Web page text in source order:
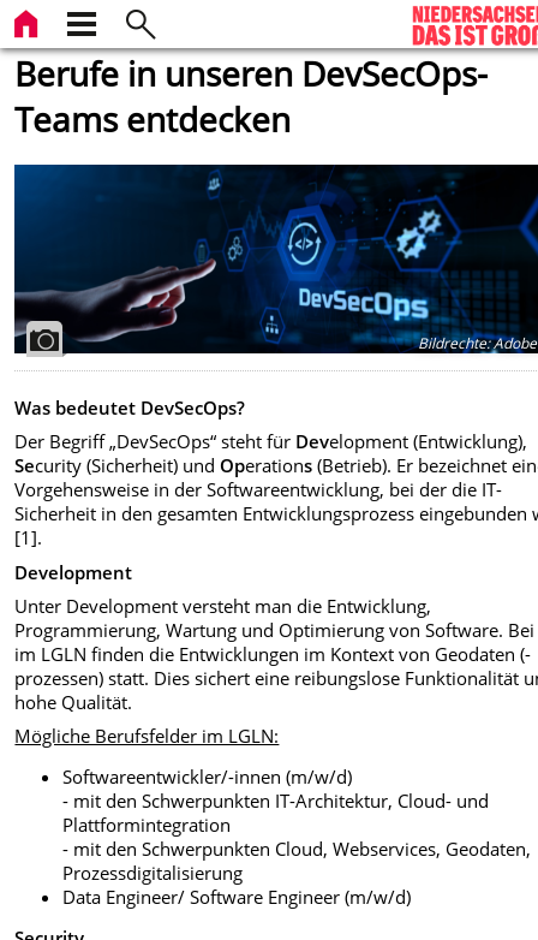
Berufe in unseren DevSecOps-
Teams entdecken
Bildrechte:Adobe
Was bedeutet DevSecOps?
Der Begriff „DevSecOps“ steht für Development (Entwicklung),
Security (Sicherheit) undOperations (Betrieb). Er bezeichnet
Vorgehensweise in der Softwareentwicklung, bei der die IT-
Sicherheit in den gesamten Entwicklungsprozess eingebunden
[1].
Development
Unter Development versteht man die Entwicklung,
Programmierung, Wartung und Optimierung von Software.
im LGLN finden die Entwicklungen im Kontext von Geodaten (-
prozessen) statt. Dies sichert eine reibungslose Funktionalität
hohe Qualität.
Mögliche Berufsfelder im LGLN:
Softwareentwickler/-innen (m/w/d)
- mit den Schwerpunkten IT-Architektur, Cloud- und
Plattformintegration
- mit den Schwerpunkten Cloud, Webservices, Geodaten,
Prozessdigitalisierung
Data Engineer/ Software Engineer (m/w/d)